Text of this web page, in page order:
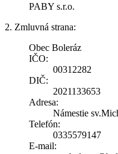
PABY s.r.o.
2. Zmluvná strana:
Obec Boleráz
IČO:
00312282
DIČ:
2021133653
Adresa:
Námestie
Telefón:
0335579147
E-mail: